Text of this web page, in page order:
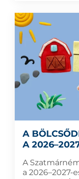
A
A
A
a 2026–2027-